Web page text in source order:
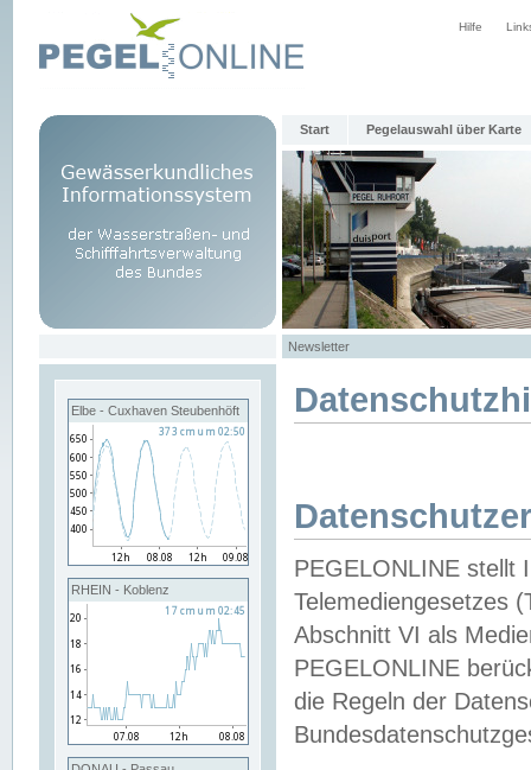
Hilfe
Start Pegelauswahl über Karte
Newsletter
Elbe - Cuxhaven Steubenhöft
RHEIN - Koblenz
PEGELONLINE stellt
Telemediengesetzes
Abschnitt VI als
PEGELONLINE
die Regeln der